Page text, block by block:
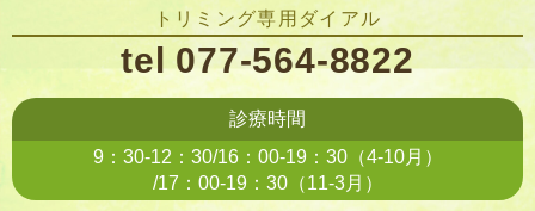
トリミング専用ダイアル
tel 077-564-8822
診療時間
9：30-12：30/16：00-19：30（4-10月）
/17：00-19：30（11-3月）